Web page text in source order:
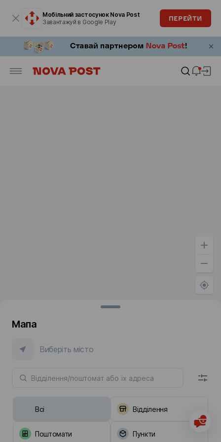
Мобільний застосунок Nova Post
Завантажуй в Google Play
ПЕРЕЙТИ
Мапа
Виберіть місто
Всі Відділення
Поштомати Пункти